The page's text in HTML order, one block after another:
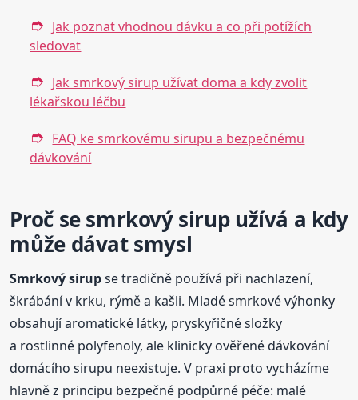
Jak poznat vhodnou dávku a co při potížích
sledovat
Jak smrkový sirup užívat doma a kdy zvolit
lékařskou léčbu
FAQ ke smrkovému sirupu a bezpečnému
dávkování
Proč se smrkový sirup užívá a kdy
může dávat smysl
Smrkový sirupse tradičně používá při nachlazení,
škrábání v krku, rýmě a kašli. Mladé smrkové výhonky
obsahují aromatické látky, pryskyřičné složky
a rostlinné polyfenoly, ale klinicky ověřené dávkování
domácího sirupu neexistuje. V praxi proto vycházíme
hlavně z principu bezpečné podpůrné péče: malé